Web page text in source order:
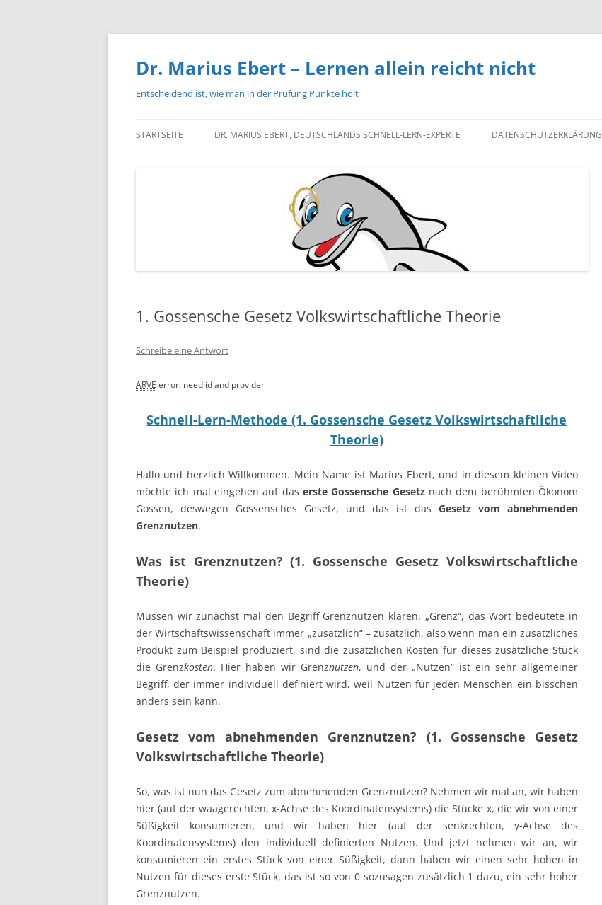
Zum
Dr. Marius Ebert – Lernen allein reicht nicht
Entscheidend ist, wie man in der Prüfung Punkte holt
STARTSEITE DR. MARIUS EBERT, DEUTSCHLANDS SCHNELL-LERN-EXPERTE DATENSCHUTZERKLÄRUNG
1. Gossensche Gesetz Volkswirtschaftliche Theorie
Schreibe eine Antwort
ARVE error: need id and provider
Schnell-Lern-Methode (1. Gossensche Gesetz Volkswirtschaftliche
Theorie)
Hallo und herzlich Willkommen. Mein Name ist Marius Ebert, und in diesem kleinen Video
möchte ich mal eingehen auf das erste Gossensche Gesetznach dem berühmten Ökonom
Gossen, deswegen Gossensches Gesetz, und das ist das Gesetz vom abnehmenden
Grenznutzen.
Was ist Grenznutzen? (1. Gossensche Gesetz Volkswirtschaftliche
Theorie)
Müssen wir zunächst mal den Begriff Grenznutzen klären. „Grenz“, das Wort bedeutete in
der Wirtschaftswissenschaft immer „zusätzlich“ – zusätzlich, also wenn man ein zusätzliches
Produkt zum Beispiel produziert, sind die zusätzlichen Kosten für dieses zusätzliche Stück
die Grenzkosten. Hier haben wir Grenznutzen, und der „Nutzen“ ist ein sehr allgemeiner
Begriff, der immer individuell definiert wird, weil Nutzen für jeden Menschen ein bisschen
anders sein kann.
Gesetz vom abnehmenden Grenznutzen? (1. Gossensche Gesetz
Volkswirtschaftliche Theorie)
So, was ist nun das Gesetz zum abnehmenden Grenznutzen? Nehmen wir mal an, wir haben
hier (auf der waagerechten, x-Achse des Koordinatensystems) die Stücke x, die wir von einer
Süßigkeit konsumieren, und wir haben hier (auf der senkrechten, y-Achse des
Koordinatensystems) den individuell definierten Nutzen. Und jetzt nehmen wir an, wir
konsumieren ein erstes Stück von einer Süßigkeit, dann haben wir einen sehr hohen in
Nutzen für dieses erste Stück, das ist so von 0 sozusagen zusätzlich 1 dazu, ein sehr hoher
Grenznutzen.